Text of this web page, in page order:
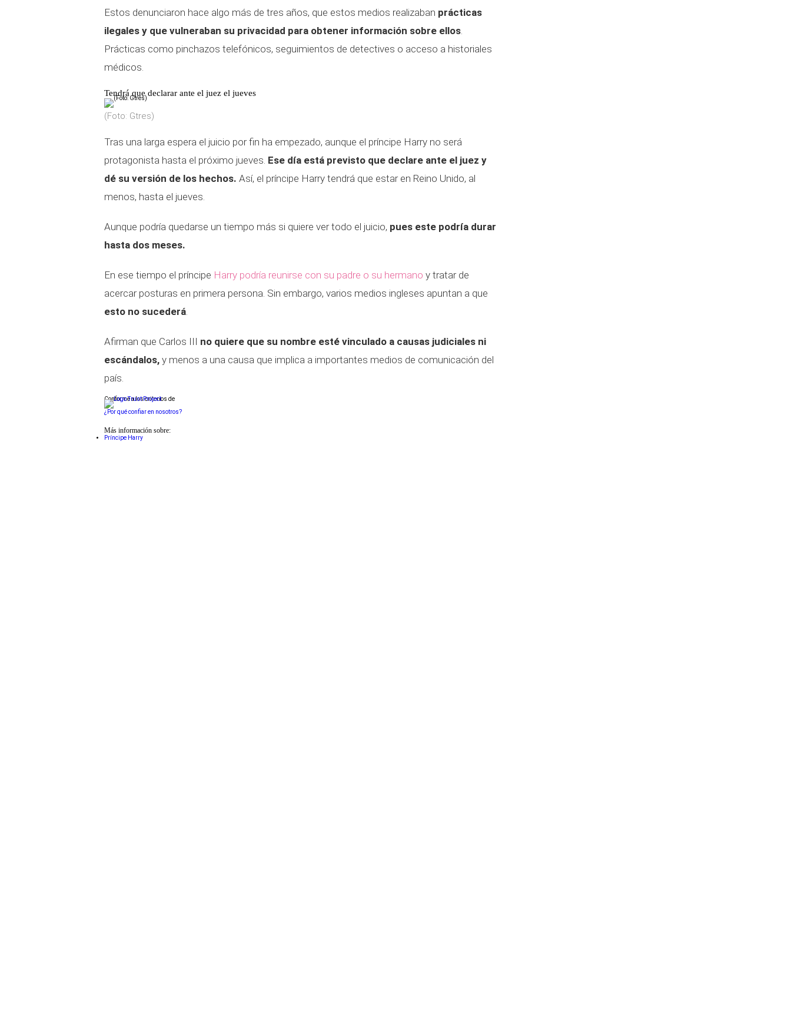
Estos denunciaron hace algo más de tres años, que estos medios realizaban prácticas
ilegales y que vulneraban su privacidad para obtener información sobre ellos.
Prácticas como pinchazos telefónicos, seguimientos de detectives o acceso a historiales
médicos.
Tendrá que declarar ante el juez el jueves
(Foto: Gtres)
Tras una larga espera el juicio por fin ha empezado, aunque el príncipe Harry no será
protagonista hasta el próximo jueves. Ese día está previsto que declare ante el juez y
dé su versión de los hechos. Así, el príncipe Harry tendrá que estar en Reino Unido, al
menos, hasta el jueves.
Aunque podría quedarse un tiempo más si quiere ver todo el juicio, pues este podría durar
hasta dos meses.
En ese tiempo el príncipe Harry podría reunirse con su padre o su hermano y tratar de
acercar posturas en primera persona. Sin embargo, varios medios ingleses apuntan a que
esto no sucederá.
Afirman que Carlos III no quiere que su nombre esté vinculado a causas judiciales ni
escándalos, y menos a una causa que implica a importantes medios de comunicación del
país.
Conforme a los criterios de
¿Por qué confiar en nosotros?
Más información sobre:
Príncipe Harry